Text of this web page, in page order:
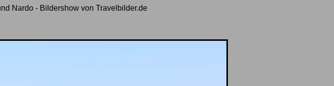
Nardo - Bildershow von Travelbilder.de